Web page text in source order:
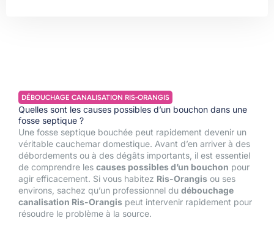
DÉBOUCHAGE CANALISATION RIS-ORANGIS
Quelles sont les causes possibles d’un bouchon dans une
fosse septique ?
Une fosse septique bouchée peut rapidement devenir un
véritable cauchemar domestique. Avant d’en arriver à des
débordements ou à des dégâts importants, il est essentiel
de comprendre les causes possibles d’un bouchon pour
agir efficacement. Si vous habitez Ris-Orangis ou ses
environs, sachez qu’un professionnel du débouchage
canalisation Ris-Orangis peut intervenir rapidement pour
résoudre le problème à la source.